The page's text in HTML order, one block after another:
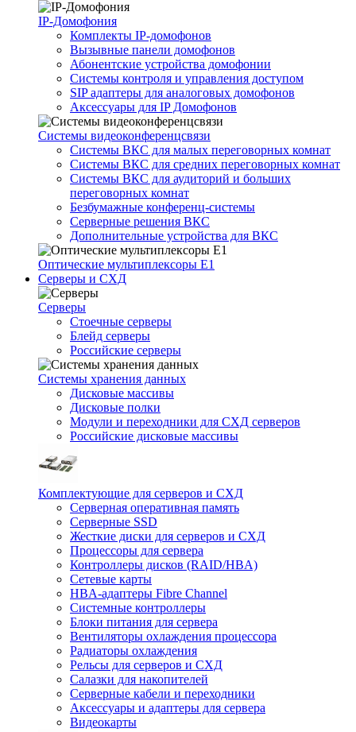
IP-Домофония
Комплекты IP-домофонов
Вызывные панели домофонов
Абонентские устройства домофонии
Системы контроля и управления доступом
SIP адаптеры для аналоговых домофонов
Аксессуары для IP Домофонов
Системы видеоконференцсвязи
Системы ВКС для малых переговорных комнат
Системы ВКС для средних переговорных комнат
Системы ВКС для аудиторий и больших
переговорных комнат
Безбумажные конференц-системы
Серверные решения ВКС
Дополнительные устройства для ВКС
Оптические мультиплексоры Е1
Серверы и СХД
Серверы
Стоечные серверы
Блейд серверы
Российские серверы
Системы хранения данных
Дисковые массивы
Дисковые полки
Модули и переходники для СХД серверов
Российские дисковые массивы
Комплектующие для серверов и СХД
Серверная оперативная память
Серверные SSD
Жесткие диски для серверов и СХД
Процессоры для сервера
Контроллеры дисков (RAID/HBA)
Сетевые карты
HBA-адаптеры Fibre Channel
Системные контроллеры
Блоки питания для сервера
Вентиляторы охлаждения процессора
Радиаторы охлаждения
Рельсы для серверов и СХД
Салазки для накопителей
Серверные кабели и переходники
Аксессуары и адаптеры для сервера
Видеокарты